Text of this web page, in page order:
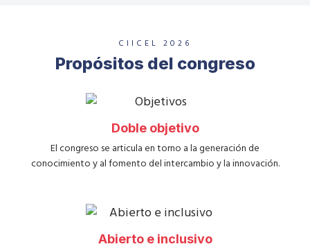
CIICEL 2026
Propósitos del congreso
Doble objetivo
El congreso se articula en torno a la generación de
conocimiento y al fomento del intercambio y la innovación.
Abierto e inclusivo